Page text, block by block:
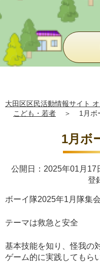
大田区区民活動情報サイト
こども・若者
＞ 1月ボ
1月ボ
公開日：2025年01月
登
ボーイ隊2025年1月隊集会
テーマは救急と安全
基本技能を知り、怪我の
ゲーム的に実践してもら